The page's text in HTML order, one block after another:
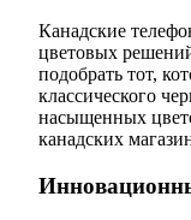
Канадские
цветовых
подобрать тот,
классического
насыщенных
канадских